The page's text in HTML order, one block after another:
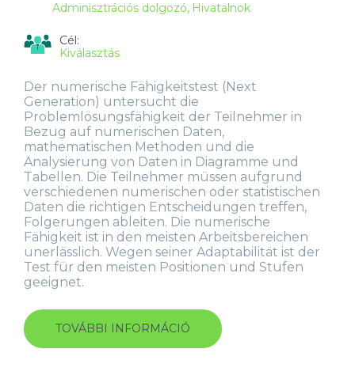
Adminisztrációs dolgozó Hivatalnok
Cél:
Kiválasztás
Der numerische Fähigkeitstest (Next
Generation) untersucht die
Problemlösungsfähigkeit der Teilnehmer in
Bezug auf numerischen Daten,
mathematischen Methoden und die
Analysierung von Daten in Diagramme und
Tabellen. Die Teilnehmer müssen aufgrund
verschiedenen numerischen oder statistischen
Daten die richtigen Entscheidungen treffen,
Folgerungen ableiten. Die numerische
Fähigkeit ist in den meisten Arbeitsbereichen
unerlässlich. Wegen seiner Adaptabilität ist der
Test für den meisten Positionen und Stufen
geeignet.
TOVÁBBI INFORMÁCIÓ NUMERISCHE
FÄHIGKEITSTEST